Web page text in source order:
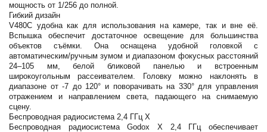
мощность от 1/256 до полной.
Гибкий дизайн
V480C удобна как для использования на камере, так и вне её.
Вспышка обеспечит достаточное освещение для большинства
объектов съёмки. Она оснащена удобной головкой с
автоматическим/ручным зумом и диапазоном фокусных расстояний
24–105 мм, белой бликовой панелью и встроенным
широкоугольным рассеивателем. Головку можно наклонять в
диапазоне от -7 до 120° и поворачивать на 330° для управления
отражением и направлением света, падающего на снимаемую
сцену.
Беспроводная радиосистема 2,4 ГГц X
Беспроводная радиосистема Godox X 2,4 ГГц обеспечивает